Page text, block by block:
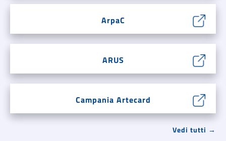
ArpaC
ARUS
Campania Artecard
Vedi tutti →